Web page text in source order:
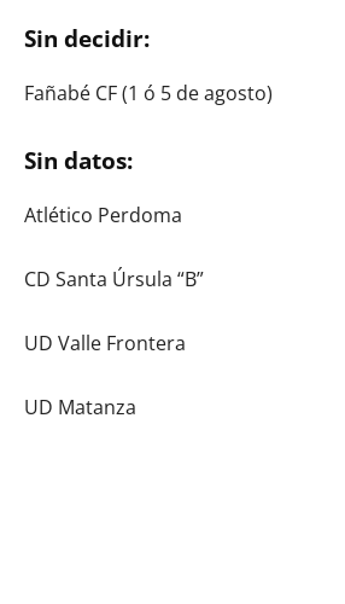
Sin decidir:
Fañabé CF (1 ó 5 de agosto)
Sin datos:
Atlético Perdoma
CD Santa Úrsula “B”
UD Valle Frontera
UD Matanza